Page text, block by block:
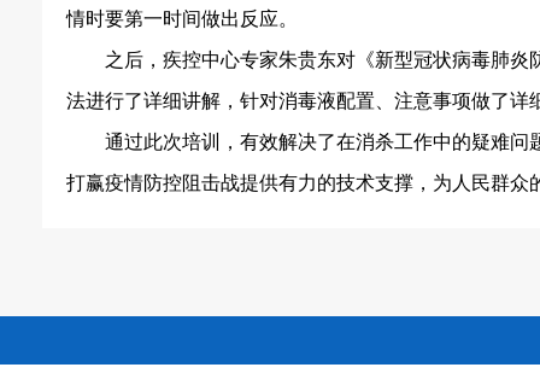
情时要第一时间做出反应。
之后，疾控中心专家朱贵东对《新型冠状病毒肺
法进行了详细讲解，针对消毒液配置、注意事项做了详
通过此次培训，有效解决了在消杀工作中的疑难
打赢疫情防控阻击战提供有力的技术支撑，为人民群众